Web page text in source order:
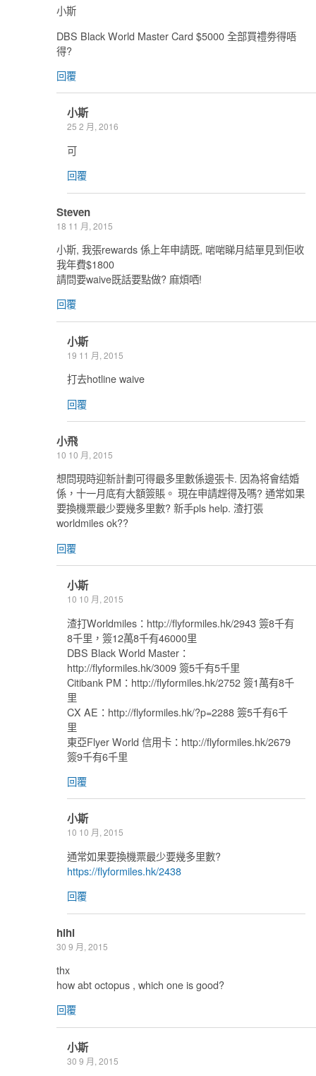
小斯
DBS Black World Master Card $5000 全部買禮劵得唔
得?
回覆
小斯
25 2 月, 2016
可
回覆
Steven
18 11 月, 2015
小斯, 我張rewards 係上年申請既, 啱啱睇月結單見到佢收
我年費$1800
請問要waive既話要點做? 麻煩哂!
回覆
小斯
19 11 月, 2015
打去hotline waive
回覆
小飛
10 10 月, 2015
想問現時迎新計劃可得最多里數係邊張卡. 因為将會结婚
係，十一月底有大額簽賬。 現在申請趕得及嗎? 通常如果
要換機票最少要幾多里數? 新手pls help. 渣打張
worldmiles ok??
回覆
小斯
10 10 月, 2015
渣打Worldmiles：http://flyformiles.hk/2943 簽8千有
8千里，簽12萬8千有46000里
DBS Black World Master：
http://flyformiles.hk/3009 簽5千有5千里
Citibank PM：http://flyformiles.hk/2752 簽1萬有8千
里
CX AE：http://flyformiles.hk/?p=2288 簽5千有6千
里
東亞Flyer World 信用卡：http://flyformiles.hk/2679
簽9千有6千里
回覆
小斯
10 10 月, 2015
通常如果要換機票最少要幾多里數?
https://flyformiles.hk/2438
回覆
hihi
30 9 月, 2015
thx
how abt octopus , which one is good?
回覆
小斯
30 9 月, 2015